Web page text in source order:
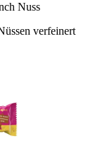
Nuss
verfeinert